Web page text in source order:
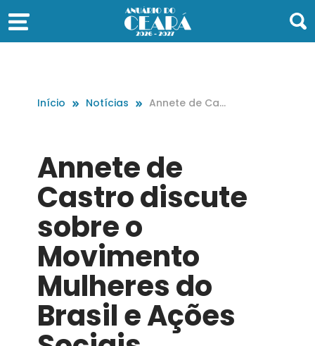
Início Notícias
Annete de Cast
asil e Ações So
ciais
Annete de
Castro discute
sobre o
Movimento
Mulheres do
Brasil e Ações